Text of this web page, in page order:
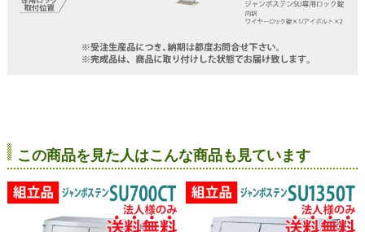
この商品を見た人はこんな商品も見ています